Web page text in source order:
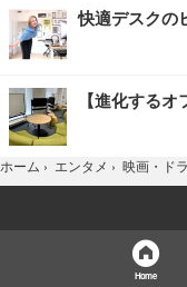
快適デスクの
【進化するオ
ホーム › エンタメ › 映画・ド
Home